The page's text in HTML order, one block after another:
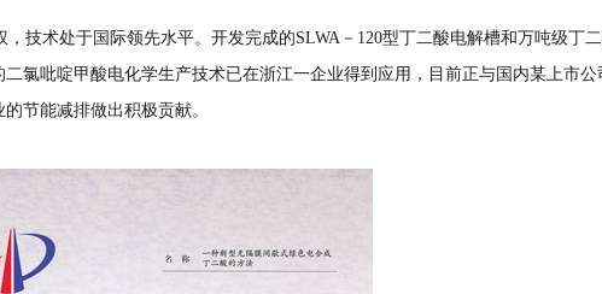
技术处于国际领先水平。开发完成的SLWA－120型丁二酸电解槽和万吨级丁
氯吡啶甲酸电化学生产技术已在浙江一企业得到应用，目前正与国内某上市
节能减排做出积极贡献。